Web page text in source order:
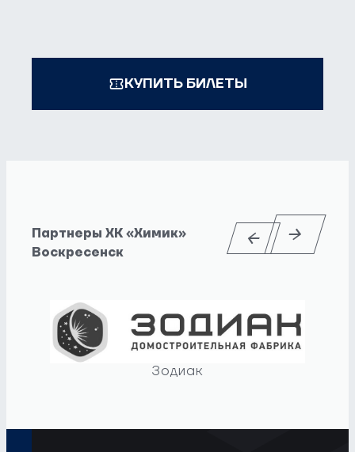
КУПИТЬ БИЛЕТЫ
Партнеры ХК «Химик»
Воскресенск
Зодиак